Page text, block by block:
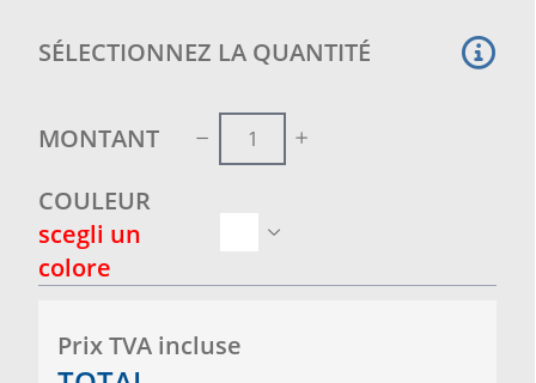
SÉLECTIONNEZ LA QUANTITÉ
MONTANT
COULEUR
scegli un
colore
Prix ​​TVA incluse